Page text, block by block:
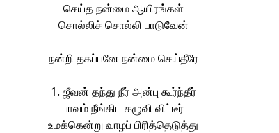
செய்த நன்மை ஆயிரங்கள்
சொல்லிச் சொல்லி பாடுவேன்
நன்றி தகப்பனே நன்மை செய்தீரே
1. ஜீவன் தந்து நீர் அன்பு கூர்ந்தீர்
பாவம் நீங்கிட கழுவி விட்டீர்
உமக்கென்று வாழப் பிரித்தெடுத்து